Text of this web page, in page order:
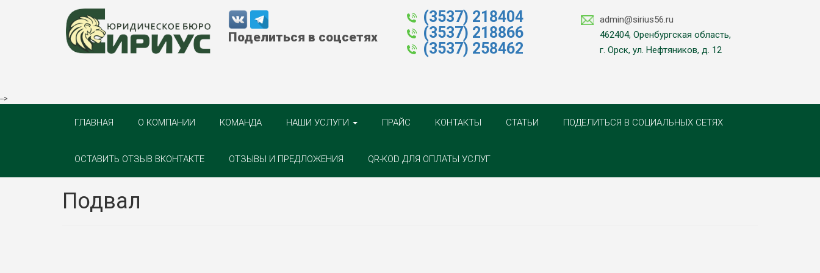
Поделиться в соцсетях
(3537) 218404
(3537) 218866
(3537) 258462
admin@sirius56.ru
462404, Оренбургская область,
г. Орск, ул. Нефтяников, д. 12
-->
ГЛАВНАЯ О КОМПАНИИ КОМАНДА НАШИ УСЛУГИ ПРАЙС КОНТАКТЫ СТАТЬИ ПОДЕЛИТЬСЯ В СОЦИАЛЬНЫХ СЕТЯХ
ОСТАВИТЬ ОТЗЫВ ВКОНТАКТЕ ОТЗЫВЫ И ПРЕДЛОЖЕНИЯ QR-KOD ДЛЯ ОПЛАТЫ УСЛУГ
Подвал